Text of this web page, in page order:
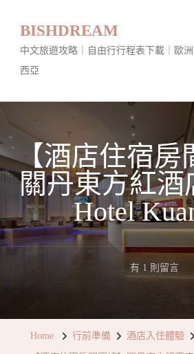
BISHDREAM
中文旅遊攻略｜自由行行程表下載｜歐
西亞
【酒店住宿房
關丹東方紅酒
Hotel
在
有 1 則留言
Home 行前準備 酒店入住體驗